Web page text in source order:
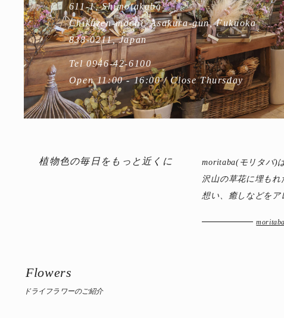
611-1, Shimotakaba
Chikuzen-machi, Asakura-gun, Fukuoka
838-0211, Japan
Tel 0946-42-6100
Open 11:00 - 16:00 / Close Thursday
植物色の毎日をもっと近くに
moritaba(モリタバ)
沢山の草花に埋もれ
想い、癒しなどをア
Flowers
ドライフラワーのご紹介